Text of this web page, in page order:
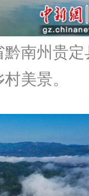
南州贵定
美景。